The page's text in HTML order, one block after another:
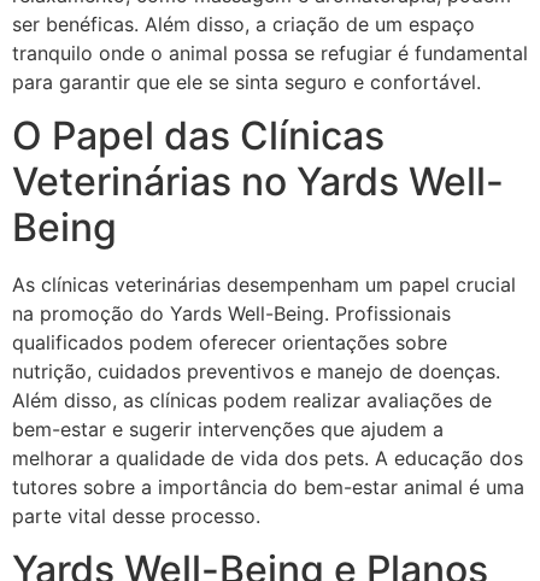
ser benéficas. Além disso, a criação de um espaço
tranquilo onde o animal possa se refugiar é fundamental
para garantir que ele se sinta seguro e confortável.
O Papel das Clínicas
Veterinárias no Yards Well-
Being
As clínicas veterinárias desempenham um papel crucial
na promoção do Yards Well-Being. Profissionais
qualificados podem oferecer orientações sobre
nutrição, cuidados preventivos e manejo de doenças.
Além disso, as clínicas podem realizar avaliações de
bem-estar e sugerir intervenções que ajudem a
melhorar a qualidade de vida dos pets. A educação dos
tutores sobre a importância do bem-estar animal é uma
parte vital desse processo.
Yards Well-Being e Planos